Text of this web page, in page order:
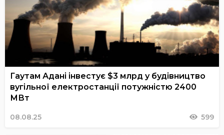
Гаутам Адані інвестує $3 млрд у будівництво
вугільної електростанції потужністю 2400
МВт
08.08.25 599